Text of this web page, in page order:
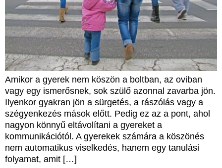
Amikor a gyerek nem köszön a boltban, az oviban
vagy egy ismerősnek, sok szülő azonnal zavarba jön.
Ilyenkor gyakran jön a sürgetés, a rászólás vagy a
szégyenkezés mások előtt. Pedig ez az a pont, ahol
nagyon könnyű eltávolítani a gyereket a
kommunikációtól. A gyerekek számára a köszönés
nem automatikus viselkedés, hanem egy tanulási
folyamat, amit […]